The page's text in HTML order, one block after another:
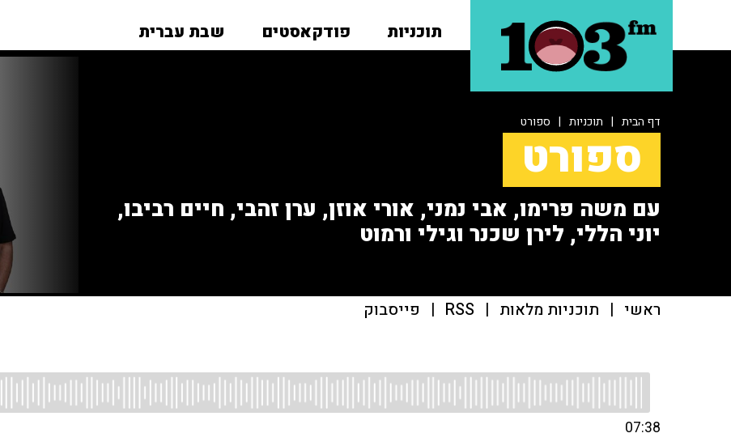
תוכניות פודקאסטים שבת עברית
דף הבית | תוכניות | ספורט
ספורט
עם משה פרימו, אבי נמני, אורי אוזן, ערן זהבי, חיים רביבו,
יוני הללי, לירן שכנר וגילי ורמוט
ראשי | תוכניות מלאות |
RSS
| פייסבוק
07:38